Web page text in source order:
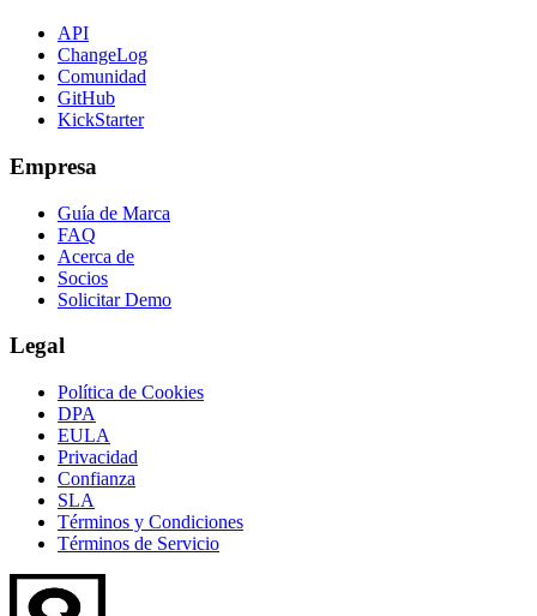
API
ChangeLog
Comunidad
GitHub
KickStarter
Empresa
Guía de Marca
FAQ
Acerca de
Socios
Solicitar Demo
Legal
Política de Cookies
DPA
EULA
Privacidad
Confianza
SLA
Términos y Condiciones
Términos de Servicio